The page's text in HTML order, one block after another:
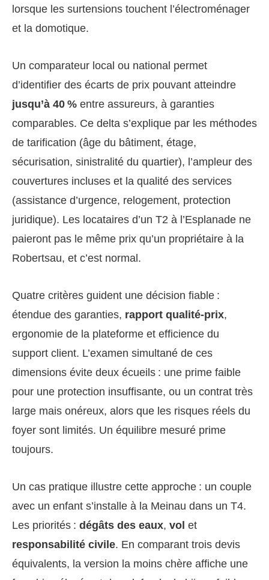
lorsque les surtensions touchent l’électroménager
et la domotique.
Un comparateur local ou national permet
d’identifier des écarts de prix pouvant atteindre
jusqu’à 40 % entre assureurs, à garanties
comparables. Ce delta s’explique par les méthodes
de tarification (âge du bâtiment, étage,
sécurisation, sinistralité du quartier), l’ampleur des
couvertures incluses et la qualité des services
(assistance d’urgence, relogement, protection
juridique). Les locataires d’un T2 à l’Esplanade ne
paieront pas le même prix qu’un propriétaire à la
Robertsau, et c’est normal.
Quatre critères guident une décision fiable :
étendue des garanties, rapport qualité-prix,
ergonomie de la plateforme et efficience du
support client. L’examen simultané de ces
dimensions évite deux écueils : une prime faible
pour une protection insuffisante, ou un contrat très
large mais onéreux, alors que les risques réels du
foyer sont limités. Un équilibre mesuré prime
toujours.
Un cas pratique illustre cette approche : un couple
avec un enfant s’installe à la Meinau dans un T4.
Les priorités : dégâts des eaux, vol et
responsabilité civile. En comparant trois devis
équivalents, la version la moins chère affiche une